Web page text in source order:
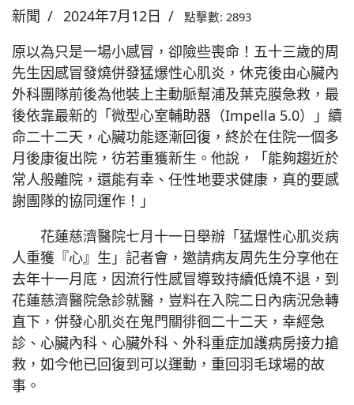
新聞 2024年7月12日 點擊數: 2893
原以為只是一場小感冒，卻險些喪命！五十三歲的周
先生因感冒發燒併發猛爆性心肌炎，休克後由心臟內
外科團隊前後為他裝上主動脈幫浦及葉克膜急救，最
後依靠最新的「微型心室輔助器（Impella 5.0）」續
命二十二天，心臟功能逐漸回復，終於在住院一個多
月後康復出院，彷若重獲新生。他說，「能夠趨近於
常人般離院，還能有幸、任性地要求健康，真的要感
謝團隊的協同運作！」
花蓮慈濟醫院七月十一日舉辦「猛爆性心肌炎病
人重獲『心』生」記者會，邀請病友周先生分享他在
去年十一月底，因流行性感冒導致持續低燒不退，到
花蓮慈濟醫院急診就醫，豈料在入院二日內病況急轉
直下，併發心肌炎在鬼門關徘徊二十二天，幸經急
診、心臟內科、心臟外科、外科重症加護病房接力搶
救，如今他已回復到可以運動，重回羽毛球場的故
事。